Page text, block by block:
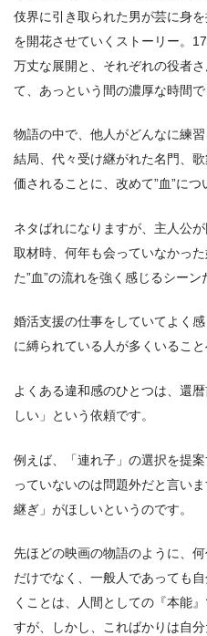
伎界に引き取られた男が芸に身
を開花させていくストーリー。
万丈な展開と、それぞれの役者
て、あっという間の濃厚な時間で
物語の中で、他人がどんなに練
結局、代々受け継がれた名門、
価されることに、改めて”血”につ
ネタばれになりますが、主人公
取材時、何年も会っていなかっ
た”血”の流れを強く感じるシーン
婚活支援の仕事をしていてよく
に縛られている人が多くいること
よくある違和感のひとつは、還
しい」という依頼です。
例えば、「連れ子」の選択を提
っていないのは問題外だと言い
継ぎ」がほしいというのです。
先ほどの映画の物語のように、
だけでなく、一般人であっても
くことは、人間としての『本能
すが、しかし、こればかりは自